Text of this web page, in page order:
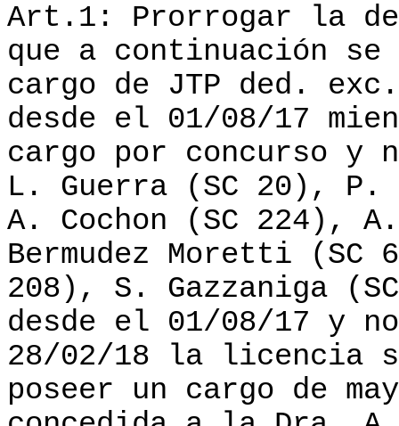
Art.1: Prorrogar la
que a continuación
cargo de JTP ded.
desde el 01/08/17
cargo por concurso y
L. Guerra (SC 20),
A. Cochon (SC 224),
Bermudez Moretti (SC
208), S. Gazzaniga
desde el 01/08/17 y
28/02/18 la licencia
poseer un cargo de